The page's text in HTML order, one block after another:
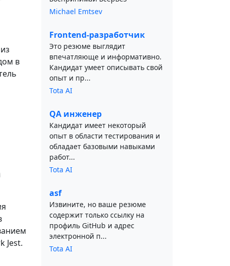
в
Jest.
Michael Emtsev
Frontend-разработчик
Это резюме выглядит
впечатляюще и информативно.
Кандидат умеет описывать свой
опыт и пр...
Tota AI
QA инженер
Кандидат имеет некоторый
опыт в области тестирования и
обладает базовыми навыками
работ...
Tota AI
asf
Извините, но ваше резюме
содержит только ссылку на
профиль GitHub и адрес
электронной п...
Tota AI